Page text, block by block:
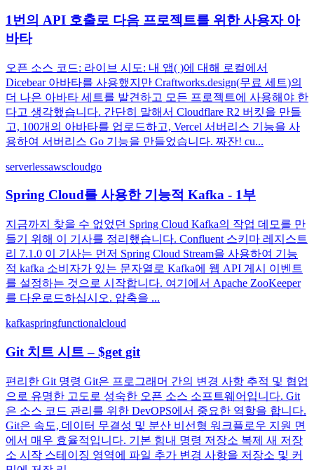
1번의 API 호출로 다음 프로젝트를 위한 사용자 아
바타
오픈 소스 코드: 라이브 시도: 내 앱( )에 대해 로컬에서
Dicebear 아바타를 사용했지만 Craftworks.design(무료 세트)의
더 나은 아바타 세트를 발견하고 모든 프로젝트에 사용해야 한
다고 생각했습니다. 간단히 말해서 Cloudflare R2 버킷을 만들
고, 100개의 아바타를 업로드하고, Vercel 서버리스 기능을 사
용하여 서버리스 Go 기능을 만들었습니다. 짜잔! cu...
serverlessawscloudgo
Spring Cloud를 사용한 기능적 Kafka - 1부
지금까지 찾을 수 없었던 Spring Cloud Kafka의 작업 데모를 만
들기 위해 이 기사를 정리했습니다. Confluent 스키마 레지스트
리 7.1.0 이 기사는 먼저 Spring Cloud Stream을 사용하여 기능
적 kafka 소비자가 있는 문자열로 Kafka에 웹 API 게시 이벤트
를 설정하는 것으로 시작합니다. 여기에서 Apache ZooKeeper
를 다운로드하십시오. 압축을 ...
kafkaspringfunctionalcloud
Git 치트 시트 – $get git
편리한 Git 명령 Git은 프로그래머 간의 변경 사항 추적 및 협업
으로 유명한 고도로 성숙한 오픈 소스 소프트웨어입니다. Git
은 소스 코드 관리를 위한 DevOPS에서 중요한 역할을 합니다.
Git은 속도, 데이터 무결성 및 분산 비선형 워크플로우 지원 면
에서 매우 효율적입니다. 기본 힘내 명령 저장소 복제 새 저장
소 시작 스테이징 영역에 파일 추가 변경 사항을 저장소 및 커